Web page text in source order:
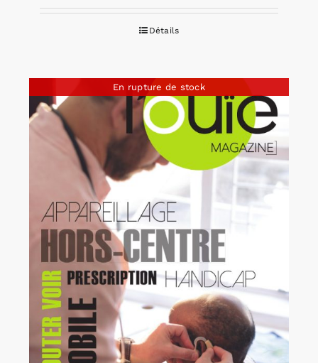
Détails
En rupture de stock